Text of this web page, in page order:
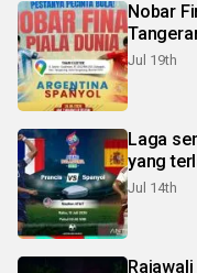
Nobar
Jul 19th
Laga
yang
Jul 14th